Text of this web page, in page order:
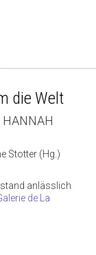
die Welt
Stotter (Hg.)
anlässlich
de La